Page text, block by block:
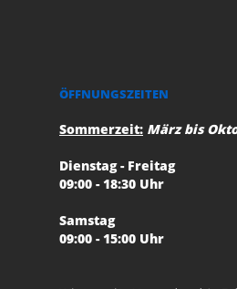
ÖFFNUNGSZEITEN
Sommerzeit: März bis
Dienstag - Freitag
09:00 - 18:30 Uhr
Samstag
09:00 - 15:00 Uhr